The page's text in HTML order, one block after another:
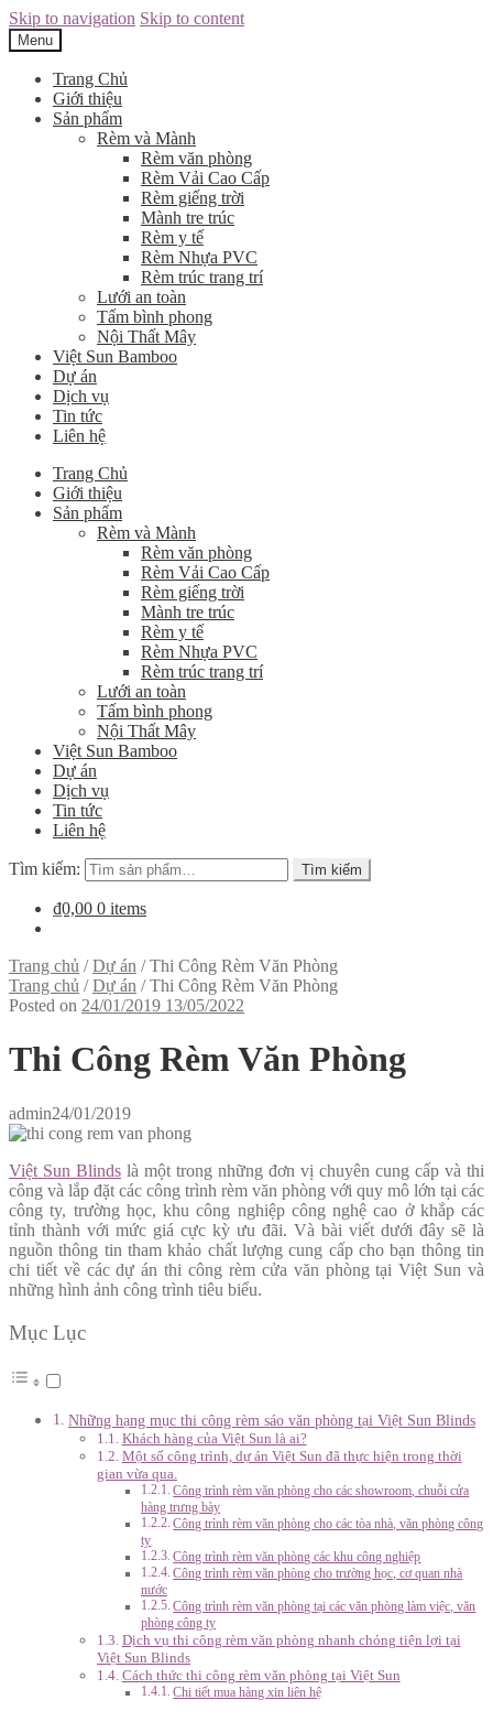
Skip to navigation Skip to content
Menu
Trang Chủ
Giới thiệu
Sản phẩm
Rèm và Mành
Rèm văn phòng
Rèm Vải Cao Cấp
Rèm giếng trời
Mành tre trúc
Rèm y tế
Rèm Nhựa PVC
Rèm trúc trang trí
Lưới an toàn
Tấm bình phong
Nội Thất Mây
Việt Sun Bamboo
Dự án
Dịch vụ
Tin tức
Liên hệ
Trang Chủ
Giới thiệu
Sản phẩm
Rèm và Mành
Rèm văn phòng
Rèm Vải Cao Cấp
Rèm giếng trời
Mành tre trúc
Rèm y tế
Rèm Nhựa PVC
Rèm trúc trang trí
Lưới an toàn
Tấm bình phong
Nội Thất Mây
Việt Sun Bamboo
Dự án
Dịch vụ
Tin tức
Liên hệ
Tìm kiếm: Tìm kiếm
₫0,00 0 items
Trang chủ /Dự án /Thi Công Rèm Văn Phòng
Trang chủ /Dự án /Thi Công Rèm Văn Phòng
Posted on 24/01/2019 13/05/2022
Thi Công Rèm Văn Phòng
admin24/01/2019
Việt Sun Blinds là một trong những đơn vị chuyên cung cấp và thi
công và lắp đặt các công trình rèm văn phòng với quy mô lớn tại các
công ty, trường học, khu công nghiệp công nghệ cao ở khắp các
tỉnh thành với mức giá cực kỳ ưu đãi. Và bài viết dưới đây sẽ là
nguồn thông tin tham khảo chất lượng cung cấp cho bạn thông tin
chi tiết về các dự án thi công rèm cửa văn phòng tại Việt Sun và
những hình ảnh công trình tiêu biểu.
Mục Lục
Những hạng mục thi công rèm sáo văn phòng tại Việt Sun Blinds
Khách hàng của Việt Sun là ai?
Một số công trình, dự án Việt Sun đã thực hiện trong thời
gian vừa qua.
Công trình rèm văn phòng cho các showroom, chuỗi cửa
hàng trưng bày
Công trình rèm văn phòng cho các tòa nhà, văn phòng công
ty
Công trình rèm văn phòng các khu công nghiệp
Công trình rèm văn phòng cho trường học, cơ quan nhà
nước
Công trình rèm văn phòng tại các văn phòng làm việc, văn
phòng công ty
Dịch vụ thi công rèm văn phòng nhanh chóng tiện lợi tại
Việt Sun Blinds
Cách thức thi công rèm văn phòng tại Việt Sun
Chi tiết mua hàng xin liên hệ